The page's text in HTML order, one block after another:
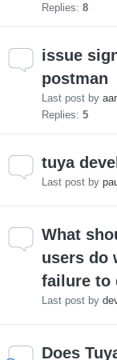
Replies: 8
issue
postman
Last post by
Replies: 5
tuya
Last post by
What
users do
failure to
Last post by
Does